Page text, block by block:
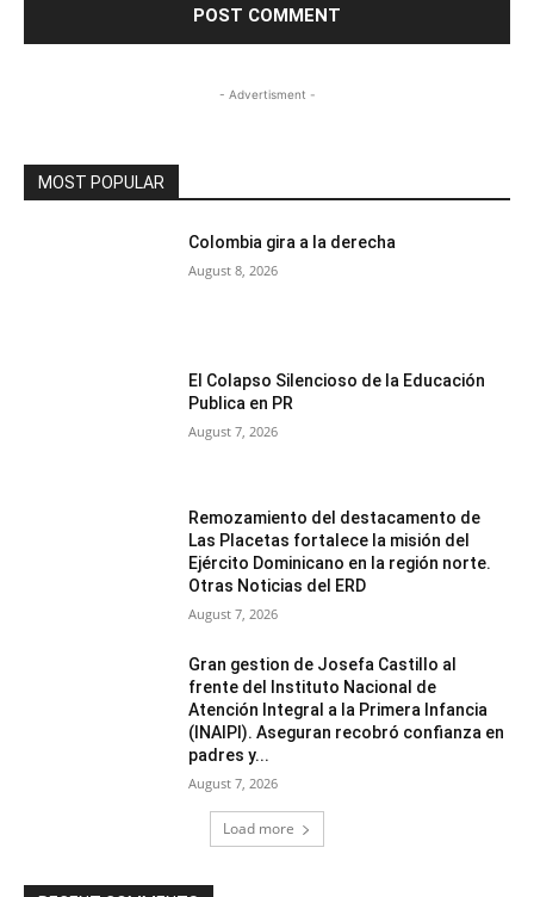
- Advertisment -
MOST POPULAR
Colombia gira a la derecha
August 8, 2026
El Colapso Silencioso de la Educación
Publica en PR
August 7, 2026
Remozamiento del destacamento de
Las Placetas fortalece la misión del
Ejército Dominicano en la región norte.
Otras Noticias del ERD
August 7, 2026
Gran gestion de Josefa Castillo al
frente del Instituto Nacional de
Atención Integral a la Primera Infancia
(INAIPI). Aseguran recobró confianza en
padres y...
August 7, 2026
Load more